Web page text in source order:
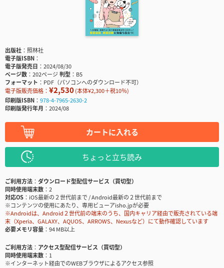
出版社
照林社
電子版ISBN
電子版発売日
2024/08/30
ページ数
202ページ判型
B5
フォーマット
PDF（パソコンへのダウンロード不可）
電子版販売価格： ¥2,530(本体¥2,300＋税10％)
印刷版ISBN
978-4-7965-2630-2
印刷版発行年月
2024/08
カートに入れる
ちょっと立ち読み
ご利用方法
ダウンロード型配信サービス（買切型）
同時使用端末数
2
対応OS
iOS最新の２世代前まで / Android最新の２世代前まで
※コンテンツの使用にあたり、専用ビューアisho.jpが必要
※Androidは、Android２世代前の端末のうち、国内キャリア経由で販売されている端
末（Xperia、GALAXY、AQUOS、ARROWS、Nexusなど）にて動作確認しています
必要メモリ容量
94 MB以上
ご利用方法
アクセス型配信サービス（買切型）
同時使用端末数
1
※インターネット経由でのWEBブラウザによるアクセス参照